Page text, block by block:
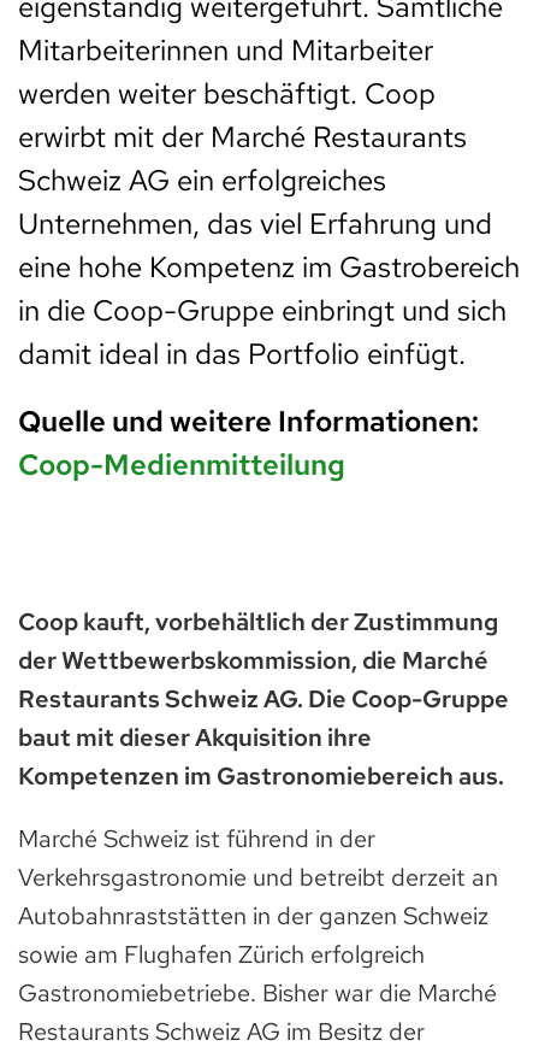
Mitarbeiterinnen und Mitarbeiter
werden weiter beschäftigt. Coop
erwirbt mit der Marché Restaurants
Schweiz AG ein erfolgreiches
Unternehmen, das viel Erfahrung und
eine hohe Kompetenz im Gastrobereich
in die Coop-Gruppe einbringt und sich
damit ideal in das Portfolio einfügt.
Quelle und weitere Informationen:
Coop-Medienmitteilung
Coop kauft, vorbehältlich der Zustimmung
der Wettbewerbskommission, die Marché
Restaurants Schweiz AG. Die Coop-Gruppe
baut mit dieser Akquisition ihre
Kompetenzen im Gastronomiebereich aus.
Marché Schweiz ist führend in der
Verkehrsgastronomie und betreibt derzeit an
Autobahnraststätten in der ganzen Schweiz
sowie am Flughafen Zürich erfolgreich
Gastronomiebetriebe. Bisher war die Marché
Restaurants Schweiz AG im Besitz der